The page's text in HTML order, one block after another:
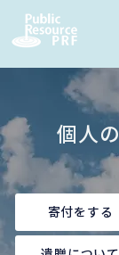
個人
寄付をする